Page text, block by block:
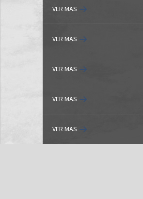
VER MAS
VER MAS
VER MAS
VER MAS
VER MAS